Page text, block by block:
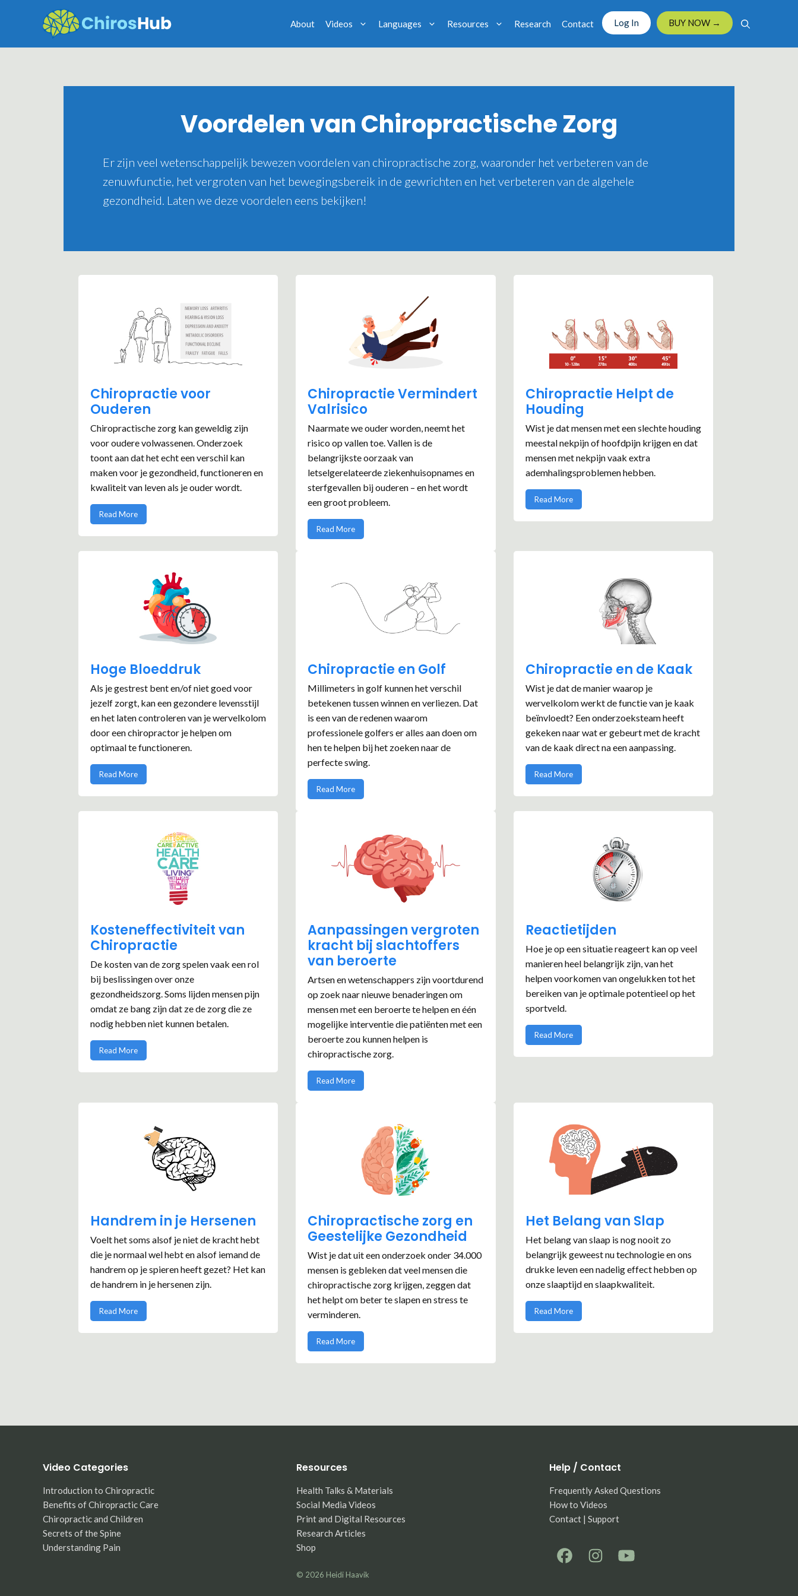
About Videos Languages Resources Research Contact Log In BUY NOW →
Voordelen van Chiropractische Zorg
Er zijn veel wetenschappelijk bewezen voordelen van chiropractische zorg, waaronder het verbeteren van de
zenuwfunctie, het vergroten van het bewegingsbereik in de gewrichten en het verbeteren van de algehele
gezondheid. Laten we deze voordelen eens bekijken!
Chiropractie voor
Ouderen
Chiropractische zorg kan geweldig zijn
voor oudere volwassenen. Onderzoek
toont aan dat het echt een verschil kan
maken voor je gezondheid, functioneren en
kwaliteit van leven als je ouder wordt.
Read More
Chiropractie Vermindert
Valrisico
Naarmate we ouder worden, neemt het
risico op vallen toe. Vallen is de
belangrijkste oorzaak van
letselgerelateerde ziekenhuisopnames en
sterfgevallen bij ouderen – en het wordt
een groot probleem.
Read More
Chiropractie Helpt de
Houding
Wist je dat mensen met een slechte houding
meestal nekpijn of hoofdpijn krijgen en dat
mensen met nekpijn vaak extra
ademhalingsproblemen hebben.
Read More
Hoge Bloeddruk
Als je gestrest bent en/of niet goed voor
jezelf zorgt, kan een gezondere levensstijl
en het laten controleren van je wervelkolom
door een chiropractor je helpen om
optimaal te functioneren.
Read More
Chiropractie en Golf
Millimeters in golf kunnen het verschil
betekenen tussen winnen en verliezen. Dat
is een van de redenen waarom
professionele golfers er alles aan doen om
hen te helpen bij het zoeken naar de
perfecte swing.
Read More
Chiropractie en de Kaak
Wist je dat de manier waarop je
wervelkolom werkt de functie van je kaak
beïnvloedt? Een onderzoeksteam heeft
gekeken naar wat er gebeurt met de kracht
van de kaak direct na een aanpassing.
Read More
Kosteneffectiviteit van
Chiropractie
De kosten van de zorg spelen vaak een rol
bij beslissingen over onze
gezondheidszorg. Soms lijden mensen pijn
omdat ze bang zijn dat ze de zorg die ze
nodig hebben niet kunnen betalen.
Read More
Aanpassingen vergroten
kracht bij slachtoffers
van beroerte
Artsen en wetenschappers zijn voortdurend
op zoek naar nieuwe benaderingen om
mensen met een beroerte te helpen en één
mogelijke interventie die patiënten met een
beroerte zou kunnen helpen is
chiropractische zorg.
Read More
Reactietijden
Hoe je op een situatie reageert kan op veel
manieren heel belangrijk zijn, van het
helpen voorkomen van ongelukken tot het
bereiken van je optimale potentieel op het
sportveld.
Read More
Handrem in je Hersenen
Voelt het soms alsof je niet de kracht hebt
die je normaal wel hebt en alsof iemand de
handrem op je spieren heeft gezet? Het kan
de handrem in je hersenen zijn.
Read More
Chiropractische zorg en
Geestelijke Gezondheid
Wist je dat uit een onderzoek onder 34.000
mensen is gebleken dat veel mensen die
chiropractische zorg krijgen, zeggen dat
het helpt om beter te slapen en stress te
verminderen.
Read More
Het Belang van Slap
Het belang van slaap is nog nooit zo
belangrijk geweest nu technologie en ons
drukke leven een nadelig effect hebben op
onze slaaptijd en slaapkwaliteit.
Read More
Video Categories
Introduction to Chiropractic
Benefits of Chiropractic Care
Chiropractic and Children
Secrets of the Spine
Understanding Pain
Resources
Health Talks & Materials
Social Media Videos
Print and Digital Resources
Research Articles
Shop
© 2026 Heidi Haavik
Help / Contact
Frequently Asked Questions
How to Videos
Contact | Support